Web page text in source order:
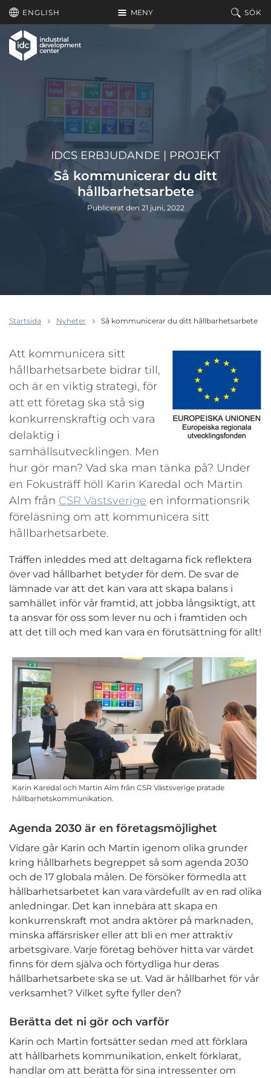
Hoppa till huvudinnehållet
MENY
ENGLISH SÖK
IDCS ERBJUDANDE | PROJEKT
Så kommunicerar du ditt
hållbarhetsarbete
Publicerat den 21 juni, 2022
Startsida Nyheter Så kommunicerar du ditt hållbarhetsarbete
Att kommunicera sitt
hållbarhetsarbete bidrar till,
och är en viktig strategi, för
att ett företag ska stå sig
konkurrenskraftig och vara
delaktig i
samhällsutvecklingen. Men
hur gör man? Vad ska man tänka på? Under
en Fokusträff höll Karin Karedal och Martin
Alm från CSR Västsverige en informationsrik
föreläsning om att kommunicera sitt
hållbarhetsarbete.
Träffen inleddes med att deltagarna fick reflektera
över vad hållbarhet betyder för dem. De svar de
lämnade var att det kan vara att skapa balans i
samhället inför vår framtid, att jobba långsiktigt, att
ta ansvar för oss som lever nu och i framtiden och
att det till och med kan vara en förutsättning för allt!
Karin Karedal och Martin Alm från CSR Västsverige pratade
hållbarhetskommunikation.
Agenda 2030 är en företagsmöjlighet
Vidare går Karin och Martin igenom olika grunder
kring hållbarhets begreppet så som agenda 2030
och de 17 globala målen. De försöker förmedla att
hållbarhetsarbetet kan vara värdefullt av en rad olika
anledningar. Det kan innebära att skapa en
konkurrenskraft mot andra aktörer på marknaden,
minska affärsrisker eller att bli en mer attraktiv
arbetsgivare. Varje företag behöver hitta var värdet
finns för dem själva och förtydliga hur deras
hållbarhetsarbete ska se ut. Vad är hållbarhet för vår
verksamhet? Vilket syfte fyller den?
Berätta det ni gör och varför
Karin och Martin fortsätter sedan med att förklara
att hållbarhets kommunikation, enkelt förklarat,
handlar om att berätta för sina intressenter om